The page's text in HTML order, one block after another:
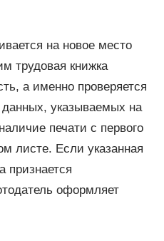
на новое место
трудовая книжка
а именно проверяется
данных, указываемых на
печати с первого
листе. Если указанная
признается
оформляет